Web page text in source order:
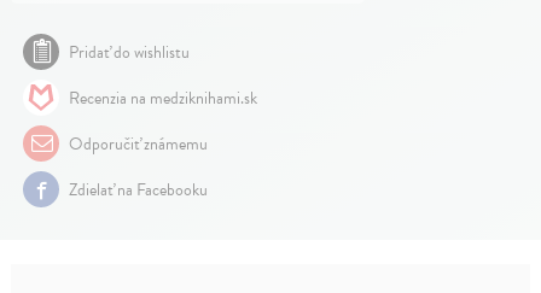
Pridať do wishlistu
Recenzia na medziknihami.sk
Odporučiť známemu
Zdielať na Facebooku